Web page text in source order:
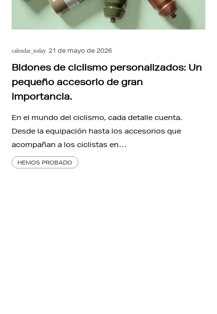
calendar_today 21 de mayo de 2026
Bidones de ciclismo personalizados: Un
pequeño accesorio de gran
importancia.
En el mundo del ciclismo, cada detalle cuenta.
Desde la equipación hasta los accesorios que
acompañan a los ciclistas en…
HEMOS PROBADO